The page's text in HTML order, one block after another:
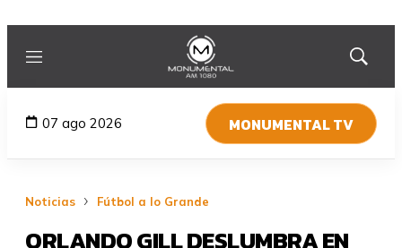
Menú
Mostrar
07 ago 2026 MONUMENTAL TV
Noticias Fútbol a lo Grande
ORLANDO GILL DESLUMBRA EN